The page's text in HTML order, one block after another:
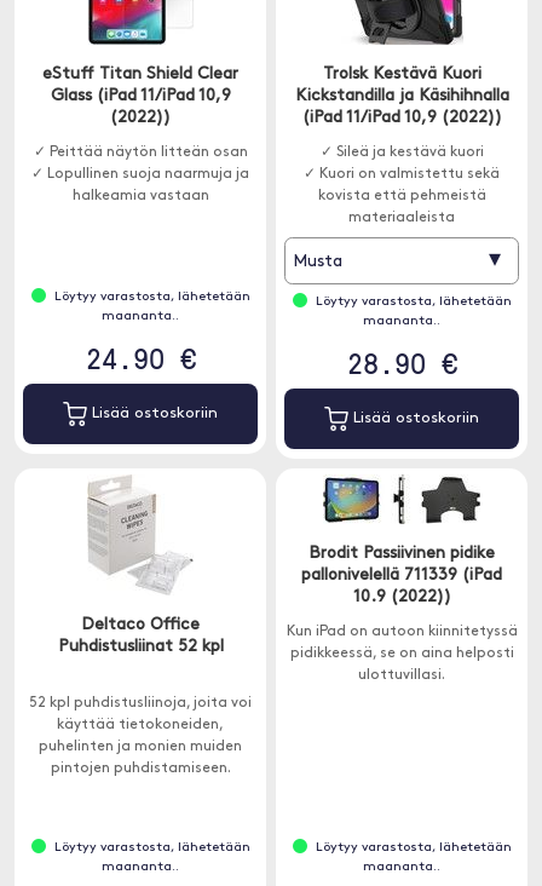
eStuff Titan Shield Clear
Glass (iPad 11/iPad 10,9
(2022))
✓ Peittää näytön litteän osan
✓ Lopullinen suoja naarmuja ja
halkeamia vastaan
Löytyy varastosta, lähetetään
maananta..
24.90 €
Lisää ostoskoriin
Trolsk Kestävä Kuori
Kickstandilla ja Käsihihnalla
(iPad 11/iPad 10,9 (2022))
✓ Sileä ja kestävä kuori
✓ Kuori on valmistettu sekä
kovista että pehmeistä
materiaaleista
Musta ▾
Löytyy varastosta, lähetetään
maananta..
28.90 €
Lisää ostoskoriin
Deltaco Office
Puhdistusliinat 52 kpl
52 kpl puhdistusliinoja, joita voi
käyttää tietokoneiden,
puhelinten ja monien muiden
pintojen puhdistamiseen.
Löytyy varastosta, lähetetään
maananta..
Brodit Passiivinen pidike
pallonivelellä 711339 (iPad
10.9 (2022))
Kun iPad on autoon kiinnitetyssä
pidikkeessä, se on aina helposti
ulottuvillasi.
Löytyy varastosta, lähetetään
maananta..